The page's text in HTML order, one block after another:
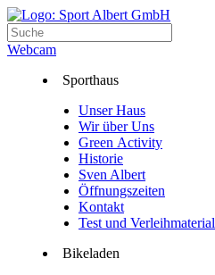
Webcam
Sporthaus
Unser Haus
Wir über Uns
Green Activity
Historie
Sven Albert
Öffnungszeiten
Kontakt
Test und Verleihmaterial
Bikeladen